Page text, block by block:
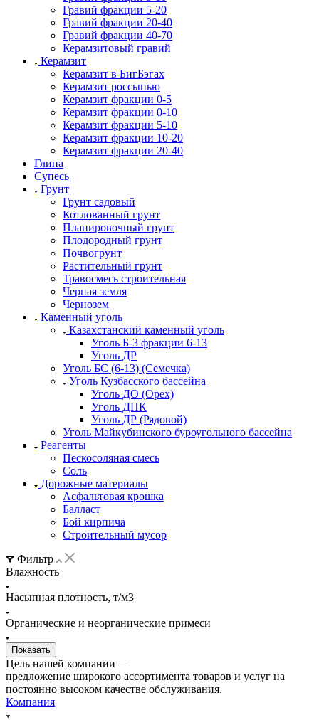
Гравий фракции 5-20
Гравий фракции 20-40
Гравий фракции 40-70
Керамзитовый гравий
Керамзит
Керамзит в БигБэгах
Керамзит россыпью
Керамзит фракции 0-5
Керамзит фракции 0-10
Керамзит фракции 5-10
Керамзит фракции 10-20
Керамзит фракции 20-40
Глина
Супесь
Грунт
Грунт садовый
Котлованный грунт
Планировочный грунт
Плодородный грунт
Почвогрунт
Растительный грунт
Травосмесь строительная
Черная земля
Чернозем
Каменный уголь
Казахстанский каменный уголь
Уголь Б-3 фракции 6-13
Уголь ДР
Уголь БС (6-13) (Семечка)
Уголь Кузбасского бассейна
Уголь ДО (Орех)
Уголь ДПК
Уголь ДР (Рядовой)
Уголь Майкубинского буроугольного бассейна
Реагенты
Пескосоляная смесь
Соль
Дорожные материалы
Асфальтовая крошка
Балласт
Бой кирпича
Строительный мусор
Фильтр
Влажность
Насыпная плотность, т/м3
Органические и неорганические примеси
Цель нашей компании —
предложение широкого ассортимента товаров и услуг на
постоянно высоком качестве обслуживания.
Компания